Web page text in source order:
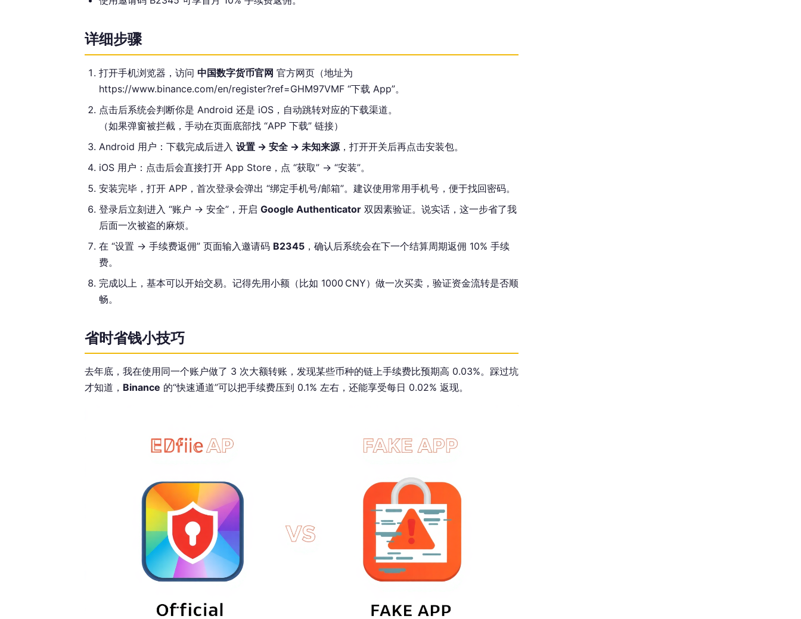
详细步骤
打开手机浏览器，访问 中国数字货币官网 官方网页（地址为
https://www.binance.com/en/register?ref=GHM97VMF “下载 App”。
点击后系统会判断你是 Android 还是 iOS，自动跳转对应的下载渠道。
（如果弹窗被拦截，手动在页面底部找 “APP 下载” 链接）
Android 用户：下载完成后进入 设置 → 安全 → 未知来源 ，打开开关后再点击安装包。
iOS 用户：点击后会直接打开 App Store，点 “获取” → “安装”。
安装完毕，打开 APP，首次登录会弹出 “绑定手机号/邮箱”。建议使用常用手机号，便于找回密码。
登录后立刻进入 “账户 → 安全”，开启 Google Authenticator 双因素验证。说实话，这一步省了我
后面一次被盗的麻烦。
在 “设置 → 手续费返佣” 页面输入邀请码 B2345 ，确认后系统会在下一个结算周期返佣 10% 手续
费。
完成以上，基本可以开始交易。记得先用小额（比如 1000 CNY）做一次买卖，验证资金流转是否顺
畅。
省时省钱小技巧
去年底，我在使用同一个账户做了 3 次大额转账，发现某些币种的链上手续费比预期高 0.03%。踩过坑
才知道， Binance 的“快速通道”可以把手续费压到 0.1% 左右，还能享受每日 0.02% 返现。